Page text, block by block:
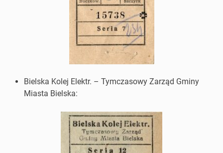
Bielska Kolej Elektr. – Tymczasowy Zarząd Gminy
Miasta Bielska: